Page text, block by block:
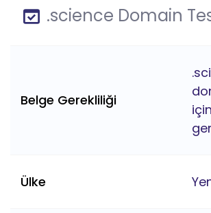
.science Domain
Belge Gerekliliği
Ülke